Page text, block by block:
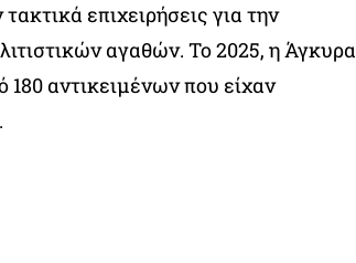
επιχειρήσεις για την
αγαθών. Το 2025, η Άγκυρα
180 αντικειμένων που είχαν